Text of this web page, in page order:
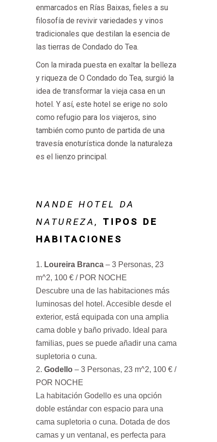
enmarcados en Rías Baixas, fieles a su
filosofía de revivir variedades y vinos
tradicionales que destilan la esencia de
las tierras de Condado do Tea.
Con la mirada puesta en exaltar la belleza
y riqueza de O Condado do Tea, surgió la
idea de transformar la vieja casa en un
hotel. Y así, este hotel se erige no solo
como refugio para los viajeros, sino
también como punto de partida de una
travesía enoturística donde la naturaleza
es el lienzo principal.
NANDE HOTEL DA
NATUREZA , TIPOS DE
HABITACIONES
Loureira Branca – 3 Personas, 23
m^2, 100 € / POR NOCHE
Descubre una de las habitaciones más
luminosas del hotel. Accesible desde el
exterior, está equipada con una amplia
cama doble y baño privado. Ideal para
familias, pues se puede añadir una cama
supletoria o cuna.
Godello – 3 Personas, 23 m^2, 100 € /
POR NOCHE
La habitación Godello es una opción
doble estándar con espacio para una
cama supletoria o cuna. Dotada de dos
camas y un ventanal, es perfecta para